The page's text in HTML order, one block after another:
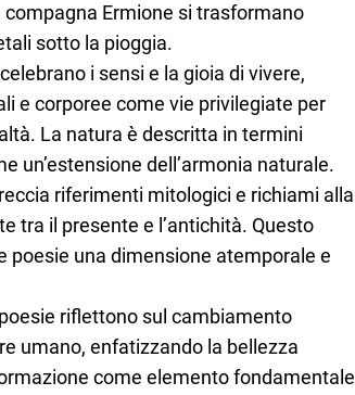
compagna Ermione si trasformano
sotto la pioggia.
i sensi e la gioia di vivere,
e corporee come vie privilegiate per
La natura è descritta in termini
un’estensione dell’armonia naturale.
riferimenti mitologici e richiami alla
tra il presente e l’antichità. Questo
poesie una dimensione atemporale e
riflettono sul cambiamento
umano, enfatizzando la bellezza
come elemento fondamentale